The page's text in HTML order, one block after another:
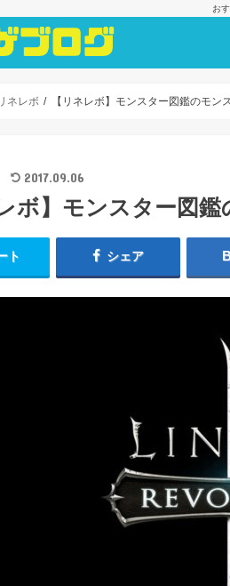
お
リネレボ 【リネレボ】モンスター図鑑のモン
2017.09.06
ボ】モンスター図
ト シェア